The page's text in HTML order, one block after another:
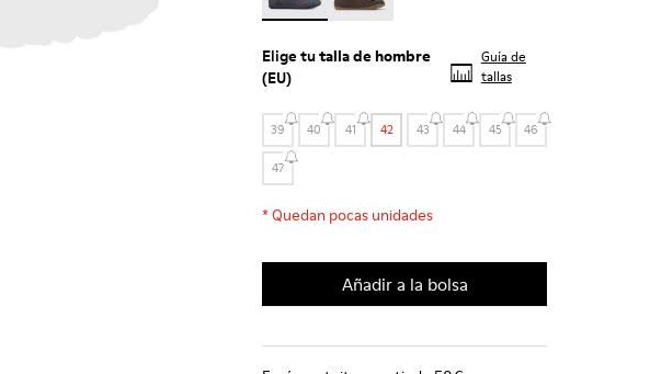
Elige tutalla de hombre
(EU)
Guía de
tallas
39 40 41 42 43 44 45 46
47
*Quedan pocas unidades
Añadir a la bolsa